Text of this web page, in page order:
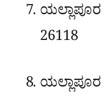
ಯಲ್ಲಾಪೂರ
26118
ಯಲ್ಲಾಪೂರ